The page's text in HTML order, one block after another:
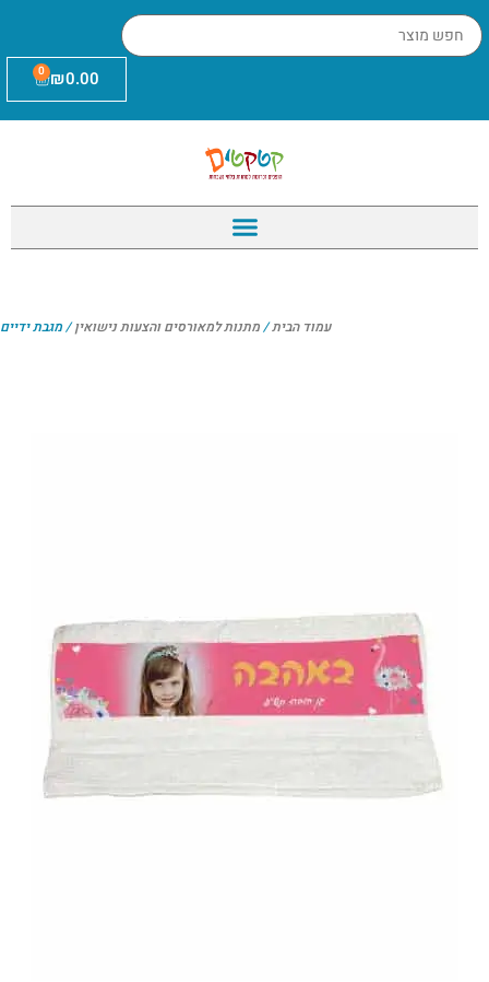
₪0.00
0
עמוד הבית/מתנות למאורסים והצעות נישואין/ מגבת ידיים